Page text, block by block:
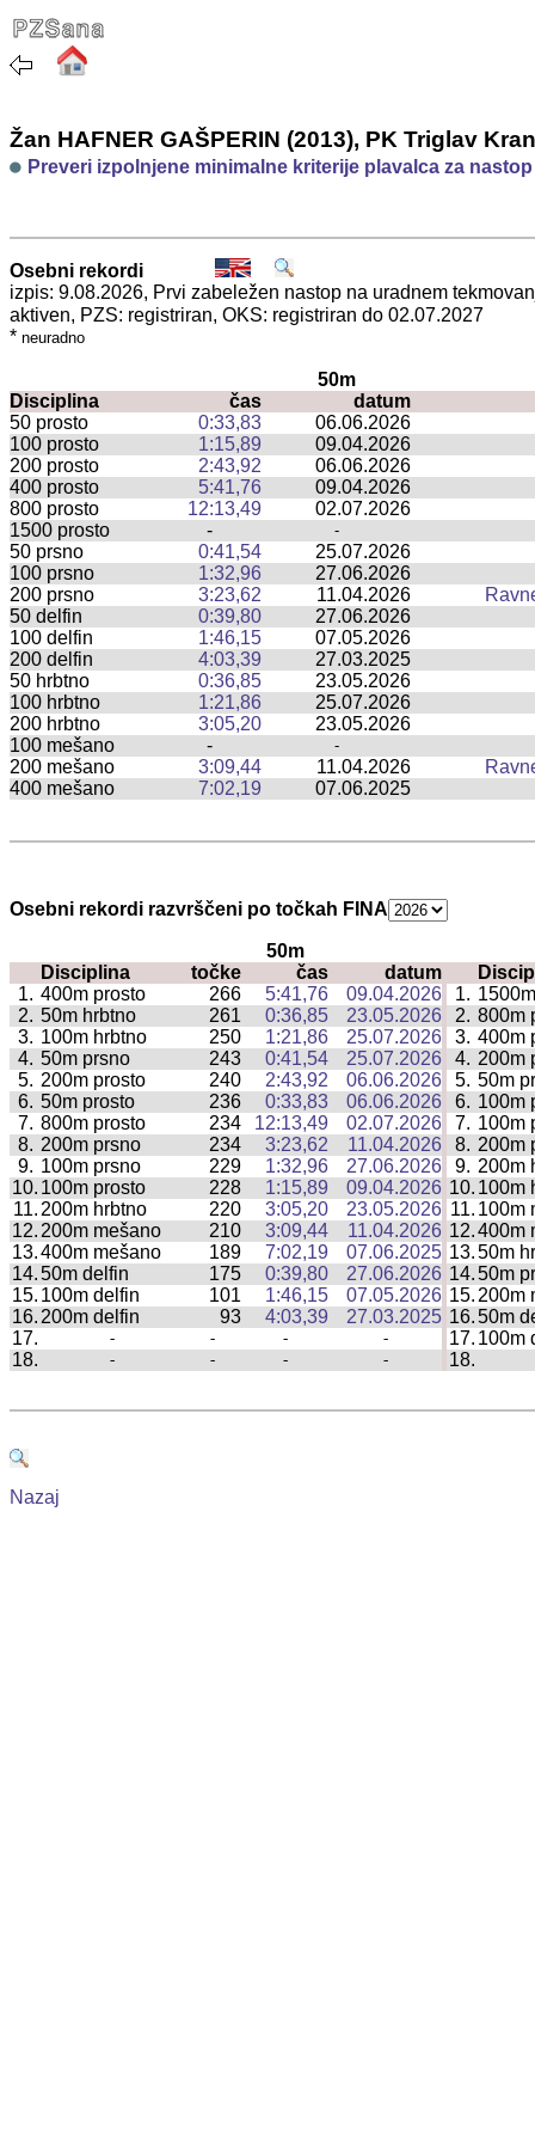
Žan HAFNER GAŠPERIN (2013), PK Triglav
Preveri izpolnjene minimalne kriterije plavalca za
Osebni rekordi
izpis: 9.08.2026, Prvi zabeležen nastop na uradnem
aktiven, PZS: registriran, OKS: registriran do 02.07.2027
* neuradno
50m
Disciplina
čas
datum
50 prosto
0:33,83
06.06.2026
100 prosto
1:15,89
09.04.2026
200 prosto
2:43,92
06.06.2026
400 prosto
5:41,76
09.04.2026
800 prosto
12:13,49
02.07.2026
1500 prosto
- -
50 prsno 0:41,54
25.07.2026
100 prsno
1:32,96
27.06.2026
200 prsno
3:23,62 11.04.2026
50 delfin
0:39,80
27.06.2026
100 delfin
1:46,15
07.05.2026
200 delfin
4:03,39
27.03.2025
50 hrbtno
0:36,85
23.05.2026
100 hrbtno
1:21,86
25.07.2026
200 hrbtno
3:05,20
23.05.2026
100 mešano
- -
200 mešano 3:09,44 11.04.2026
400 mešano
7:02,19 07.06.2025
Osebni rekordi razvrščeni po točkah FINA
50m
Disciplina
točke čas datum
1. 400m prosto 266 5:41,76 09.04.2026 1.
2. 50m hrbtno 261 0:36,85 23.05.2026 2. 800m
3. 100m hrbtno 250 1:21,86 25.07.2026 3. 400m
4. 50m prsno 243 0:41,54 25.07.2026 4. 200m
5. 200m prosto 240 2:43,92 06.06.2026 5. 50m
6. 50m prosto 236 0:33,83 06.06.2026 6. 100m
7. 800m prosto 234 12:13,49 02.07.2026 7. 100m
8. 200m prsno 234 3:23,62 11.04.2026 8. 200m
9. 100m prsno 229 1:32,96 27.06.2026 9. 200m
10. 100m prosto 228 1:15,89 09.04.2026 10. 100m
11. 200m hrbtno 220 3:05,20 23.05.2026 11. 100m
12. 200m mešano 210 3:09,44 11.04.2026 12.400m
13.400m mešano 189 7:02,19 07.06.2025 13.50m
14.50m delfin 175 0:39,80 27.06.2026 14.50m
15. 100m delfin 101 1:46,15 07.05.2026 15. 200m
16. 200m delfin 93 4:03,39 27.03.2025 16.50m
17.
- - - - 17. 100m
18.
- - - - 18.
Nazaj